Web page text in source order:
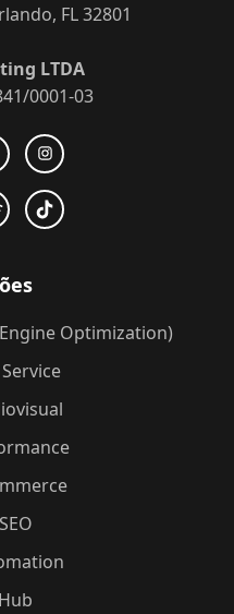
FL 32801
LTDA
0001-03
Optimization)